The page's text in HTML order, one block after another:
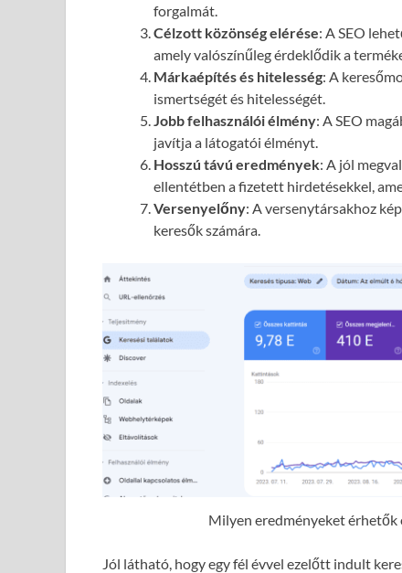
forgalmát.
Célzott közönség elérése: A SEO
amely valószínűleg érdeklődik a
Márkaépítés és hitelesség: A
ismertségét és hitelességét.
Jobb felhasználói élmény: A SEO
javítja a látogatói élményt.
Hosszú távú eredmények: A jól
ellentétben a fizetett hirdetésekkel,
Versenyelőny: A versenytársakhoz
keresők számára.
Milyen eredményeket érhetők
Jól látható, hogy egy fél évvel ezelőtt indult